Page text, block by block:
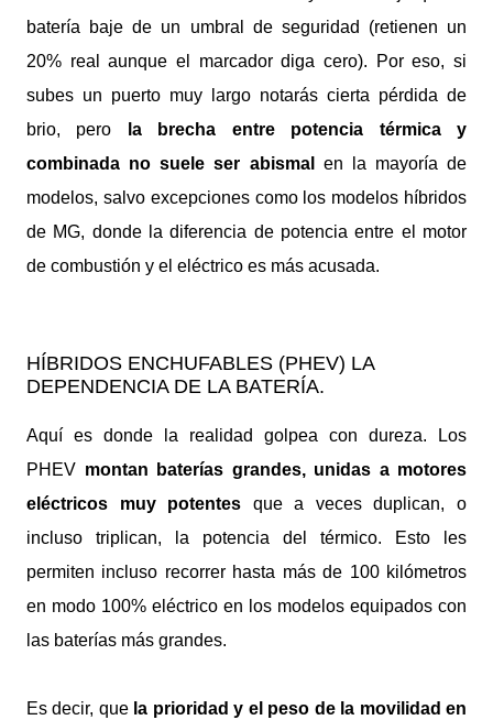
batería baje de un umbral de seguridad (retienen un
20% real aunque el marcador diga cero). Por eso, si
subes un puerto muy largo notarás cierta pérdida de
brio, pero
la brecha entre potencia térmica y
combinada no suele ser abismal
en la mayoría de
modelos, salvo excepciones como los modelos híbridos
de MG, donde la diferencia de potencia entre el motor
de combustión y el eléctrico es más acusada.
HÍBRIDOS ENCHUFABLES (PHEV) LA
DEPENDENCIA DE LA BATERÍA.
Aquí es donde la realidad golpea con dureza. Los
PHEV montan baterías grandes, unidas a motores
eléctricos muy potentes que a veces duplican, o
incluso triplican, la potencia del térmico. Esto les
permiten incluso recorrer hasta más de 100 kilómetros
en modo 100% eléctrico en los modelos equipados con
las baterías más grandes.
Es decir, quela prioridad y el peso de la movilidad en